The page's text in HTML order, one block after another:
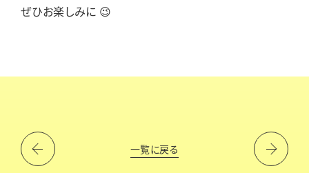
ぜひお楽しみに 😉
一覧に戻る